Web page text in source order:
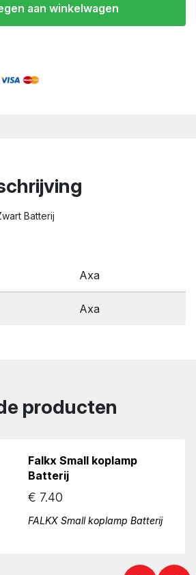
aan winkelwagen
Batterij
Axa
Axa
producten
Falkx Small koplamp
Batterij
€ 7.40
FALKX Small koplamp Batterij